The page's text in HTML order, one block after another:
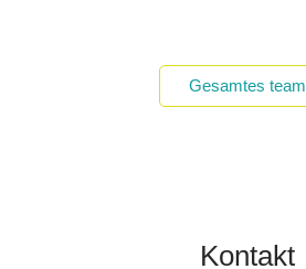
Gesamtes team
Kontakt